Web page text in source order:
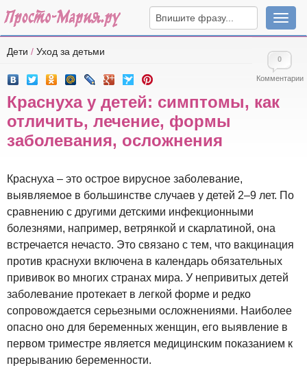
Дети / Уход за детьми
0
Комментарии
Краснуха у детей: симптомы, как
отличить, лечение, формы
заболевания, осложнения
Краснуха – это острое вирусное заболевание,
выявляемое в большинстве случаев у детей 2–9 лет. По
сравнению с другими детскими инфекционными
болезнями, например, ветрянкой и скарлатиной, она
встречается нечасто. Это связано с тем, что вакцинация
против краснухи включена в календарь обязательных
прививок во многих странах мира. У непривитых детей
заболевание протекает в легкой форме и редко
сопровождается серьезными осложнениями. Наиболее
опасно оно для беременных женщин, его выявление в
первом триместре является медицинским показанием к
прерыванию беременности.